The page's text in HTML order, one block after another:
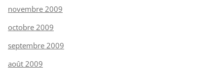
novembre 2009
octobre 2009
septembre 2009
août 2009